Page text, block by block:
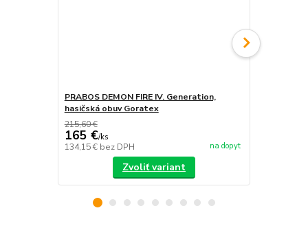
PRABOS DEMON FIRE IV. Generation,
hasičská obuv Goratex
215,60 €
165 €/ks
134,15 € bez DPH na dopyt
Zvoliť variant